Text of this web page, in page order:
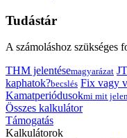
Tudástár
A számoláshoz szükséges
THM jelentésemagyarázat
kaphatok?becslés Fix vagy
Kamatperiódusokmi mit
Összes kalkulátor
Támogatás
Kalkulátorok